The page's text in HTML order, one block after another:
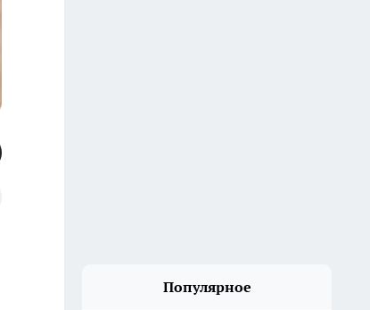
Популярное